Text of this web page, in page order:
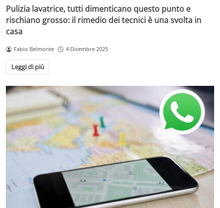
Pulizia lavatrice, tutti dimenticano questo punto e
rischiano grosso: il rimedio dei tecnici è una svolta in
casa
Fabio Belmonte 4 Dicembre 2025
Leggi di più